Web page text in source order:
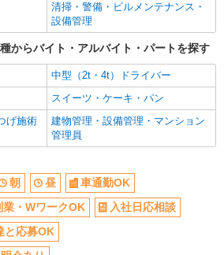
新卒・第二新卒歓迎
主婦・主夫歓迎
学歴不問
ミドル（40代～）活躍中
シニア（60代～）活躍中
昇給あり
時間や曜日が選べる・シフト自由
交通費支給
家賃補助・住宅手当有
産休・育休取得実績あり
各種手当（家族・役職・インセン
清掃・警備・ビルメンテナンス・
設備管理
からバイト・アルバイト・パートを探す
中型（2t・4t）ドライバー
スイーツ・ケーキ・パン
げ施術
建物管理・設備管理・マンション
管理員
朝 昼
車通勤OK
業・WワークOK
入社日応相談
と応募OK